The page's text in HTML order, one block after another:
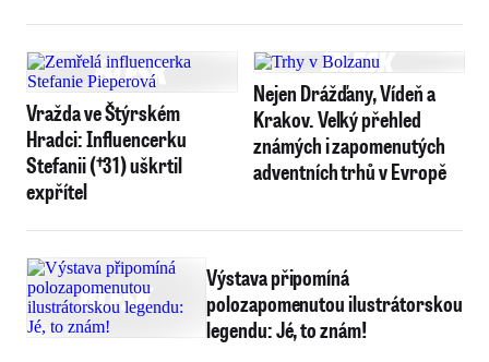
Vražda ve Štýrském
Hradci: Influencerku
Stefanii (†31) uškrtil
expřítel
Nejen Drážďany, Vídeň a
Krakov. Velký přehled
známých i zapomenutých
adventních trhů v Evropě
Výstava připomíná
polozapomenutou ilustrátorskou
legendu: Jé, to znám!